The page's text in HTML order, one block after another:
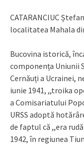
CATARANCIUC
localitatea Mahala
Bucovina istorică,
componența Uniunii
Cernăuți a Ucrainei,
iunie 1941, ,,troika
a Comisariatului
URSS adoptă
de faptul că ,,era
1942, în regiunea